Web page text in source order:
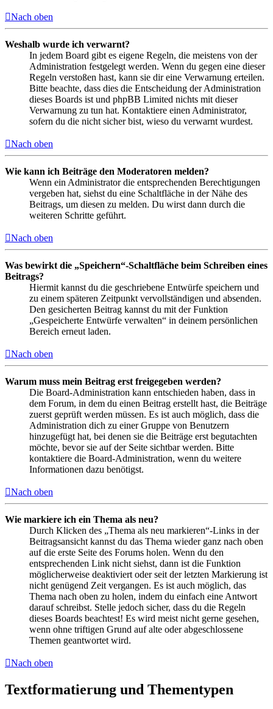
Nach oben
Weshalb wurde ich verwarnt?
In jedem Board gibt es eigene Regeln, die meistens von der
Administration festgelegt werden. Wenn du gegen eine dieser
Regeln verstoßen hast, kann sie dir eine Verwarnung erteilen.
Bitte beachte, dass dies die Entscheidung der Administration
dieses Boards ist und phpBB Limited nichts mit dieser
Verwarnung zu tun hat. Kontaktiere einen Administrator,
sofern du die nicht sicher bist, wieso du verwarnt wurdest.
Nach oben
Wie kann ich Beiträge den Moderatoren melden?
Wenn ein Administrator die entsprechenden Berechtigungen
vergeben hat, siehst du eine Schaltfläche in der Nähe des
Beitrags, um diesen zu melden. Du wirst dann durch die
weiteren Schritte geführt.
Nach oben
Was bewirkt die „Speichern“-Schaltfläche beim Schreiben eines
Beitrags?
Hiermit kannst du die geschriebene Entwürfe speichern und
zu einem späteren Zeitpunkt vervollständigen und absenden.
Den gesicherten Beitrag kannst du mit der Funktion
„Gespeicherte Entwürfe verwalten“ in deinem persönlichen
Bereich erneut laden.
Nach oben
Warum muss mein Beitrag erst freigegeben werden?
Die Board-Administration kann entschieden haben, dass in
dem Forum, in dem du einen Beitrag erstellt hast, die Beiträge
zuerst geprüft werden müssen. Es ist auch möglich, dass die
Administration dich zu einer Gruppe von Benutzern
hinzugefügt hat, bei denen sie die Beiträge erst begutachten
möchte, bevor sie auf der Seite sichtbar werden. Bitte
kontaktiere die Board-Administration, wenn du weitere
Informationen dazu benötigst.
Nach oben
Wie markiere ich ein Thema als neu?
Durch Klicken des „Thema als neu markieren“-Links in der
Beitragsansicht kannst du das Thema wieder ganz nach oben
auf die erste Seite des Forums holen. Wenn du den
entsprechenden Link nicht siehst, dann ist die Funktion
möglicherweise deaktiviert oder seit der letzten Markierung ist
nicht genügend Zeit vergangen. Es ist auch möglich, das
Thema nach oben zu holen, indem du einfach eine Antwort
darauf schreibst. Stelle jedoch sicher, dass du die Regeln
dieses Boards beachtest! Es wird meist nicht gerne gesehen,
wenn ohne triftigen Grund auf alte oder abgeschlossene
Themen geantwortet wird.
Nach oben
Textformatierung und Thementypen